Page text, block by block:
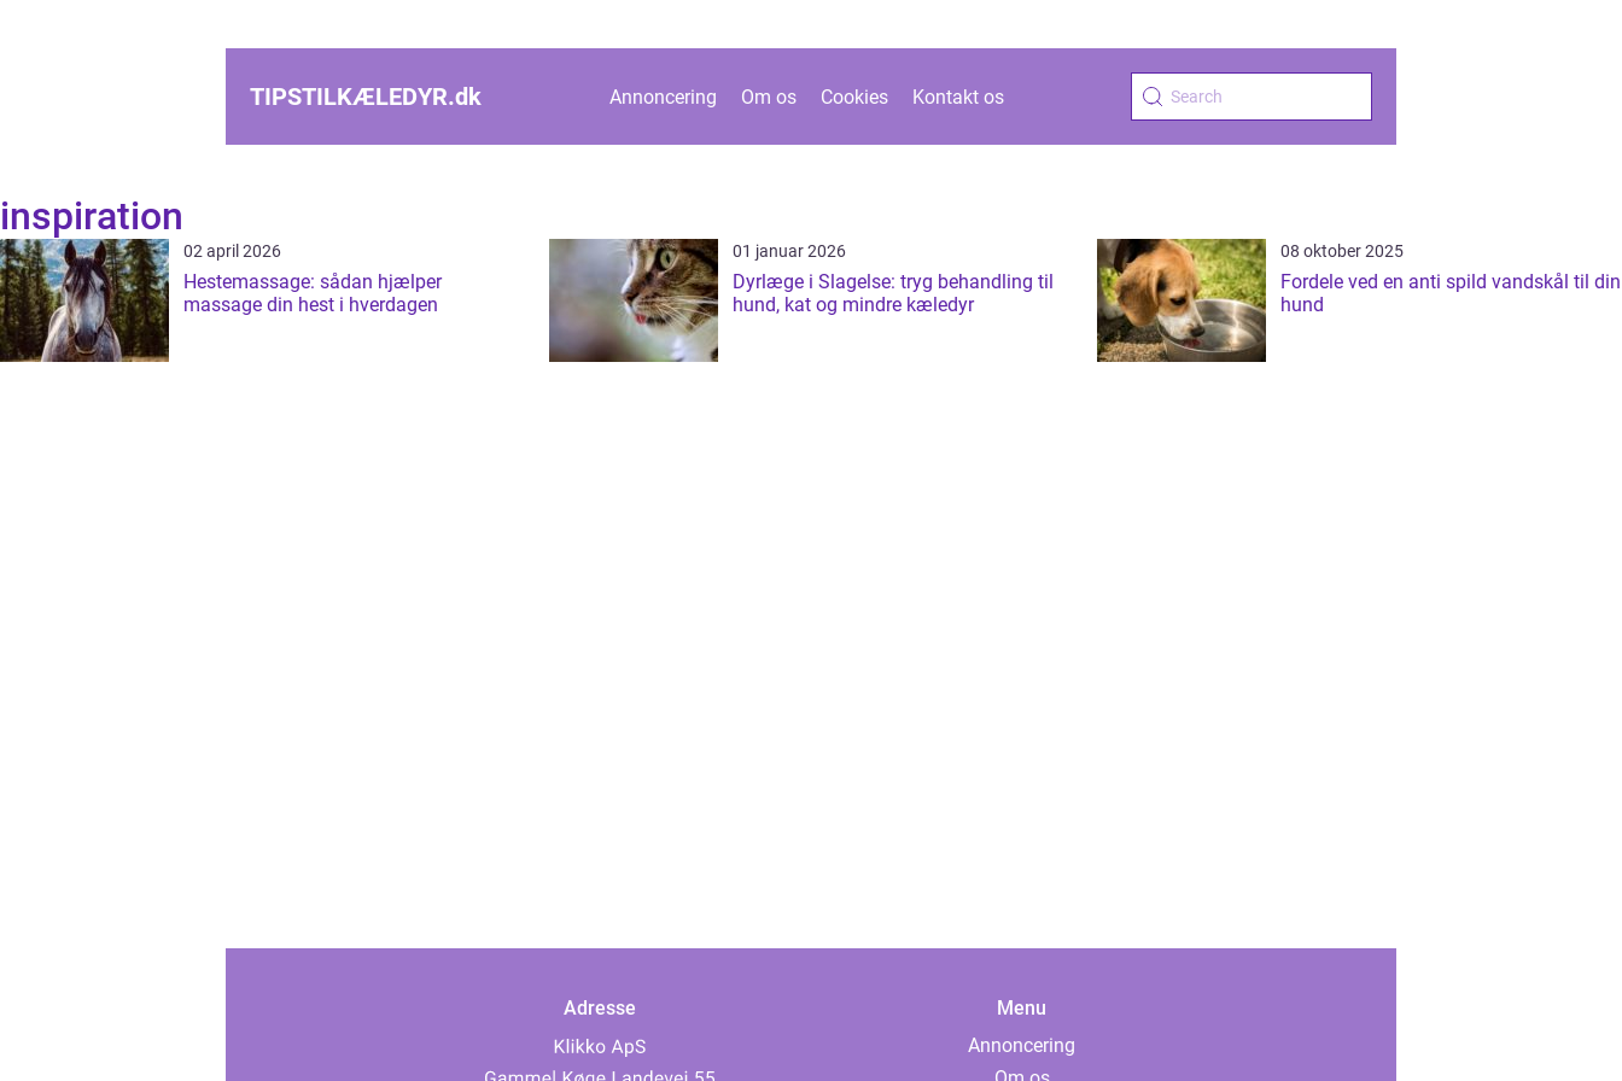
TIPSTILKÆLEDYR.dk Annoncering Om os Cookies Kontakt os
inspiration
02 april 2026
Hestemassage: sådan hjælper
massage din hest i hverdagen
01 januar 2026
Dyrlæge i Slagelse: tryg behandling til
hund, kat og mindre kæledyr
08 oktober 2025
Fordele ved en anti spild vandskål til din
hund
Adresse
Menu
Annoncering